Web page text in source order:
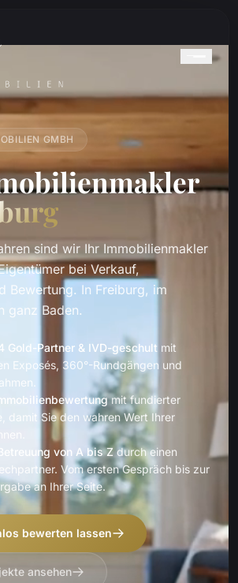
GMBH
sind wir Ihr Immobilienmakler
bei Verkauf,
Bewertung. In Freiburg, im
ganz Baden.
Gold-Partner & IVD-geschult mit
Exposés, 360°-Rundgängen und
mit fundierter
damit Sie den wahren Wert Ihrer
von A bis Z durch einen
Vom ersten Gespräch bis zur
an Ihrer Seite.
bewerten lassen
ansehen